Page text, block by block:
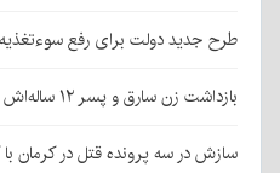
طرح جدید دولت برای رفع سوءتغذیه
بازداشت زن سارق و پسر ۱۲ ساله‌اش در کرمان
سازش در سه پرونده قتل در کرمان